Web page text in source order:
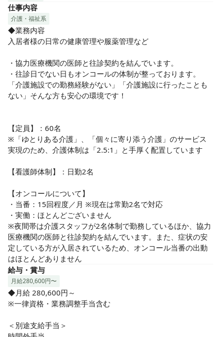
◎《母体安定！》
母体は誰もが知る大手住宅メーカーグループ法人♪こだわり抜
かれた施設内設備と、木のぬくもりを感じる綺麗であたたか
い空間の中で気持ちよく働けます。
福利厚生や手当も充実しているので、安心して長く働けます
⭐︎
◎《充実のサポート体制！》
施設未経験者、ブランクがある方もご応募可能！研修制度・
仕事内容
介護・福祉系
◆業務内容
入居者様の日常の健康管理や服薬管理など
・協力医療機関の医師と往診契約を結んでいます。
・往診日でない日もオンコールの体制が整っております。
「介護施設での勤務経験がない」「介護施設に行ったことも
ない」そんな方も安心の環境です！
【定員】：60名
※「ゆとりある介護」、「個々に寄り添う介護」のサービス
実現のため、介護体制は「2.5:1」と手厚く配置しています
【看護師体制】：日勤2名
【オンコールについて】
・当番：15回程度／月 ※現在は常勤2名で対応
・実働：ほとんどございません
※夜間帯は介護スタッフが2名体制で勤務しているほか、協力
医療機関の医師と往診契約を結んでいます。また、症状の安
定している方が入居されているため、オンコール当番の出動
はほとんどありません
給与・賞与
月給280,600円〜
◆月給 280,600円～
※一律資格・業務調整手当含む
＜別途支給手当＞